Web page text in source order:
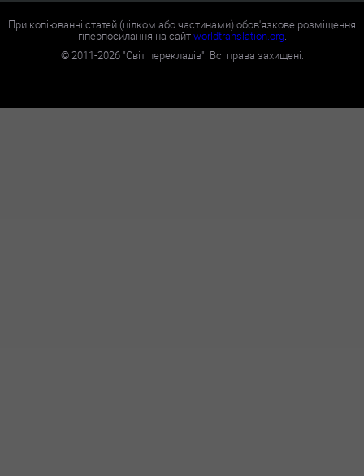
При копіюванні статей (цілком або частинами) обов'язкове розміщення
гіперпосилання на сайтworldtranslation.org.
©2011-2026"Світ перекладів". Всі права захищені.